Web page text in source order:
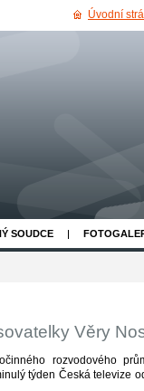
SOUDCE
Věry
rozvodového
týden Česká televize
Úvodní